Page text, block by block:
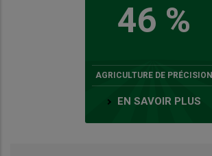
46 %
AGRICULTURE DE PRÉCISION
EN SAVOIR PLUS